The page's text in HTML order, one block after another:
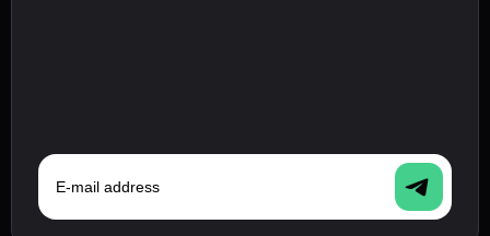
E-mail address